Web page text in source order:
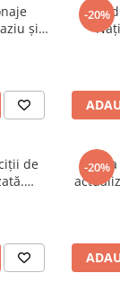
și
-20%
de
-20%